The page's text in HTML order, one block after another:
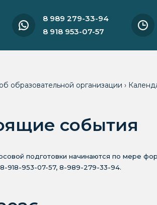
8 989 279-33-94
8 918 953-07-57
образовательной организации ›
события
подготовки начинаются по мере
918-953-07-57, 8-989-279-33-94.